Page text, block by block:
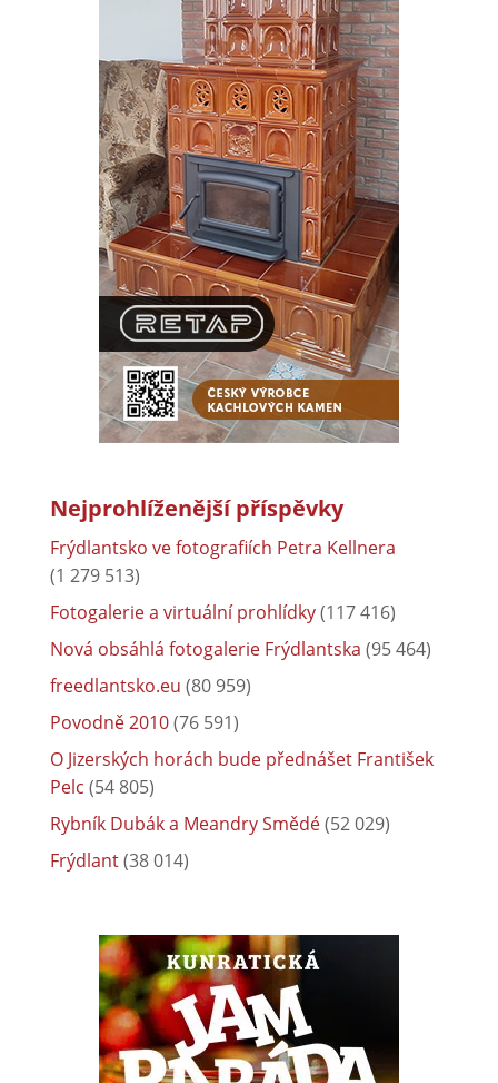
Nejprohlíženější příspěvky
Frýdlantsko ve fotografiích Petra Kellnera
(1 279 513)
Fotogalerie a virtuální prohlídky(117 416)
Nová obsáhlá fotogalerie Frýdlantska (95 464)
freedlantsko.eu (80 959)
Povodně 2010(76 591)
O Jizerských horách bude přednášet František
Pelc (54 805)
Rybník Dubák a Meandry Smědé(52 029)
Frýdlant(38 014)